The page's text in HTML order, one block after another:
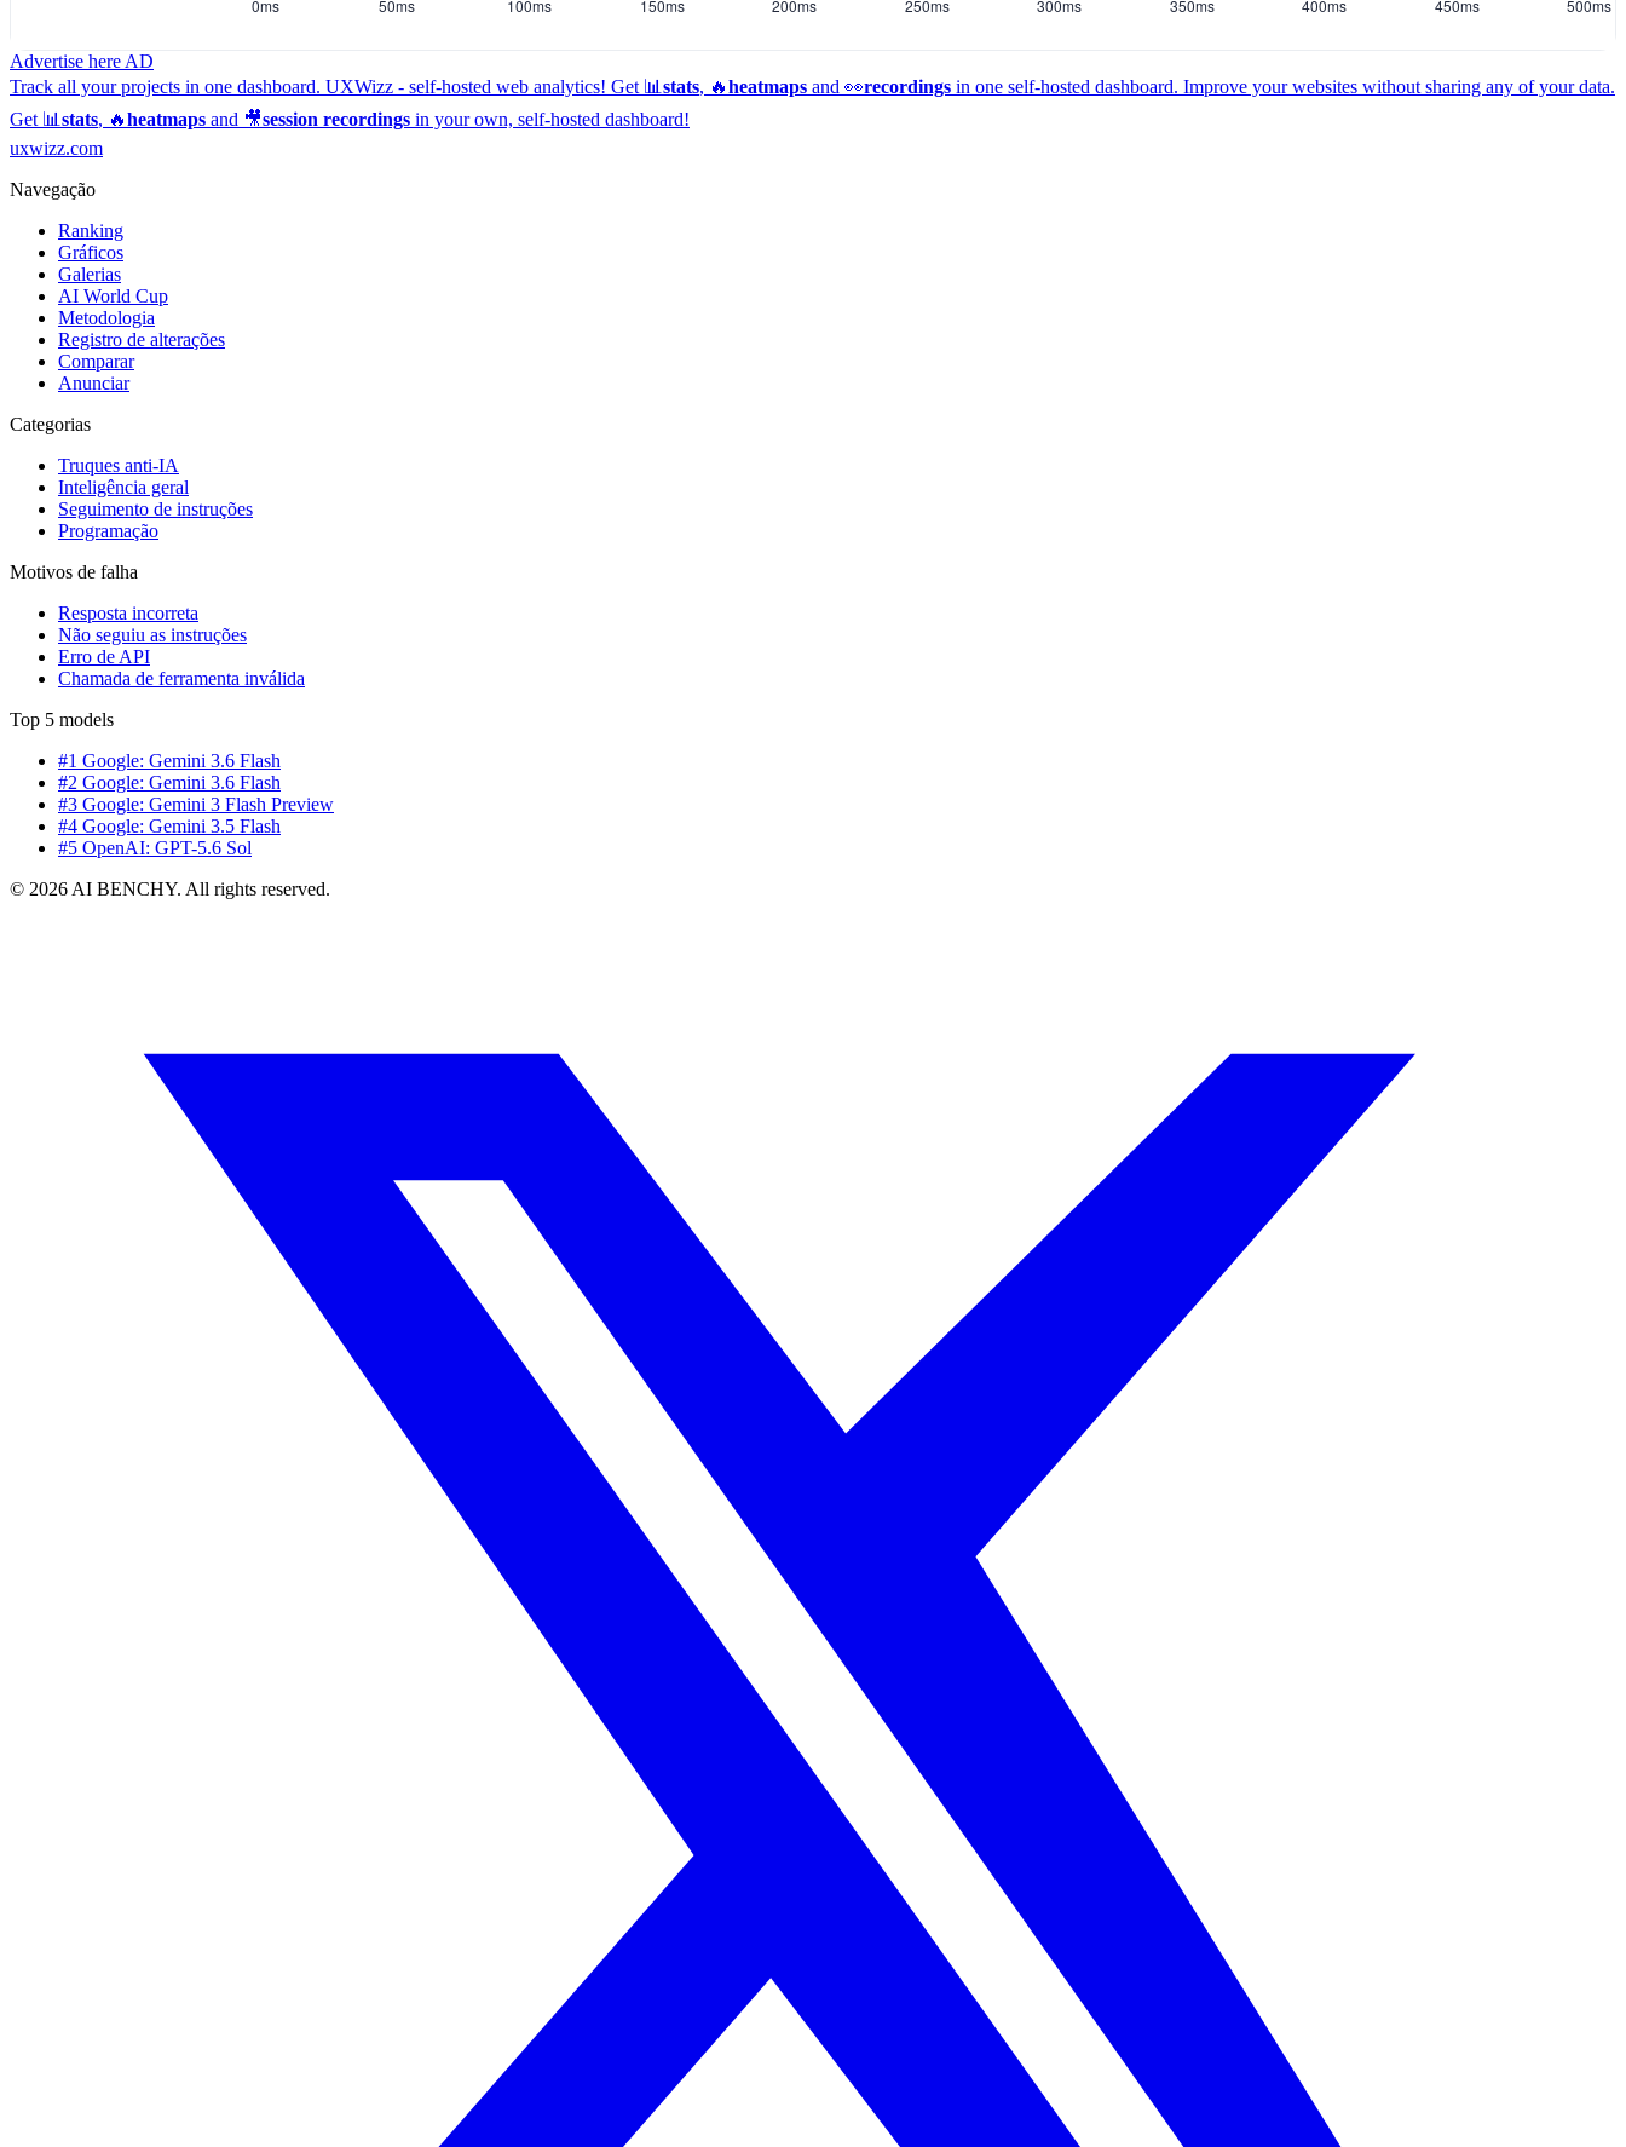
Advertise here AD
Track all your projects in one dashboard. UXWizz - self-hosted web analytics! Get 📊 stats, 🔥heatmaps and 👀recordings in one self-hosted dashboard. Improve your websites without sharing any of your data.
Get 📊 stats, 🔥heatmaps and 🎥session recordings in your own, self-hosted dashboard!
uxwizz.com
Navegação
Ranking
Gráficos
Galerias
AI World Cup
Metodologia
Registro de alterações
Comparar
Anunciar
Categorias
Truques anti-IA
Inteligência geral
Seguimento de instruções
Programação
Motivos de falha
Resposta incorreta
Não seguiu as instruções
Erro de API
Chamada de ferramenta inválida
Top 5 models
#1 Google: Gemini 3.6 Flash
#2 Google: Gemini 3.6 Flash
#3 Google: Gemini 3 Flash Preview
#4 Google: Gemini 3.5 Flash
#5 OpenAI: GPT-5.6 Sol
© 2026 AI BENCHY. All rights reserved.